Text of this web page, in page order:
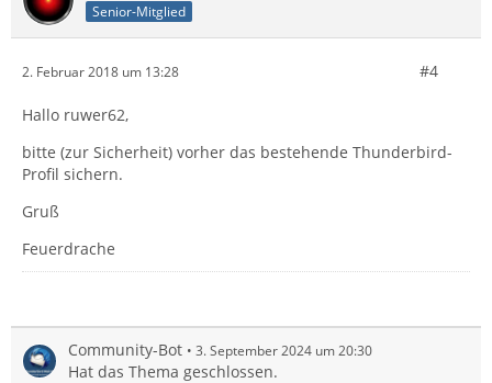
Senior-Mitglied
2. Februar 2018 um 13:28 #4
Hallo ruwer62,
bitte (zur Sicherheit) vorher das bestehende Thunderbird-
Profil sichern.
Gruß
Feuerdrache
Community-Bot 3. September 2024 um 20:30
Hat das Thema geschlossen.